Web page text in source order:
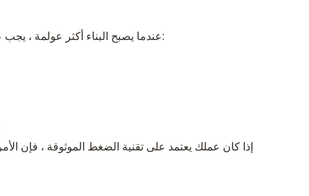
عندما يصبح البناء أكثر عولمة ، يجب على الشركات المصنعة للهزازات الخارجية ضمان تلبية منتجاتها مجموعة من الشهادات الإقليمية. غالبًا ما تتوافق النماذج الحديثة مع:
إذا كان عملك يعتمد على تقنية الضغط الموثوقة ، فإن